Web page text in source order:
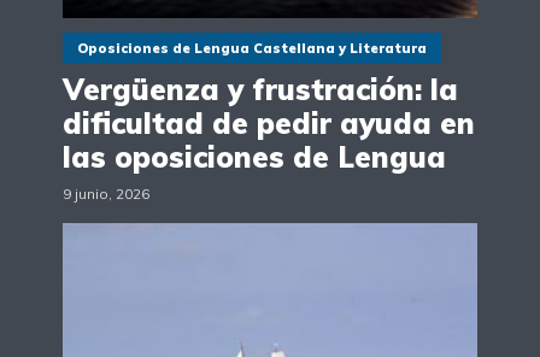
Oposiciones de Lengua Castellana y Literatura
Vergüenza y frustración: la
dificultad de pedir ayuda en
las oposiciones de Lengua
9 junio, 2026